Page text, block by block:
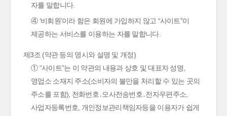
자를 말합니다.
④ ‘비회원’이라 함은 회원에 가입하지 않고 “사이트”이
제공하는 서비스를 이용하는 자를 말합니다.
제3조 (약관 등의 명시와 설명 및 개정)
① “사이트”는 이 약관의 내용과 상호 및 대표자 성명,
영업소 소재지 주소(소비자의 불만을 처리할 수 있는 곳의
주소를 포함), 전화번호․모사전송번호․전자우편주소,
사업자등록번호, 개인정보관리책임자등을 이용자가 쉽게